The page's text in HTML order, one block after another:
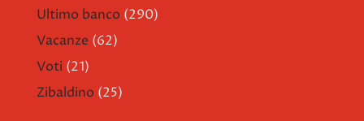
Ultimo banco (290)
Vacanze (62)
Voti (21)
Zibaldino (25)